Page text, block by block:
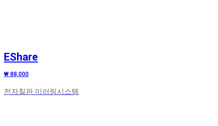
EShare
₩ 88,000
전자칠판 미러링시스템